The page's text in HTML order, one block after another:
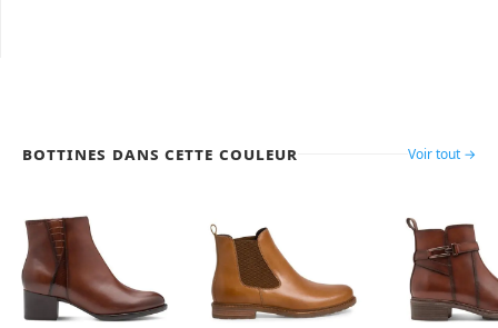
Bottines dans cette couleur Voir tout →